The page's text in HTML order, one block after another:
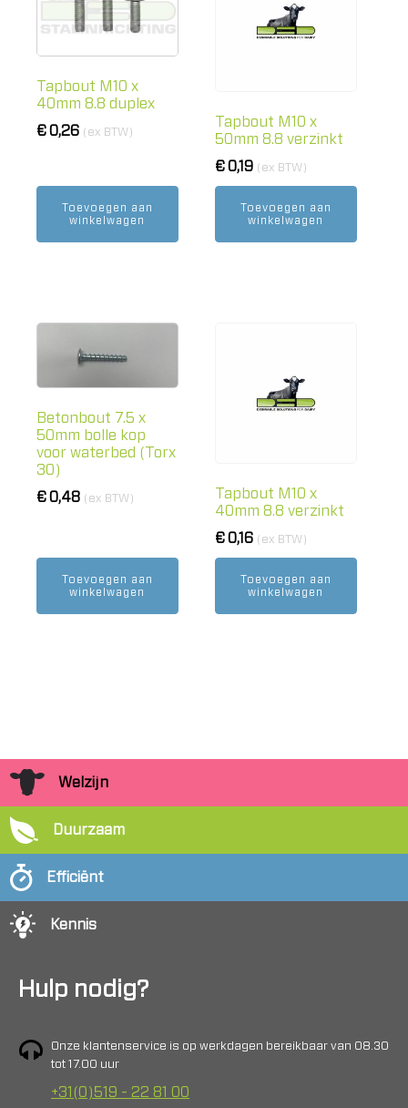
Tapbout M10 x
40mm 8.8 duplex
€0,26 (ex BTW)
Toevoegen aan
winkelwagen
Tapbout M10 x
50mm 8.8 verzinkt
€0,19 (ex BTW)
Toevoegen aan
winkelwagen
Betonbout 7.5 x
50mm bolle kop
voor waterbed (Torx
30)
€0,48 (ex BTW)
Toevoegen aan
winkelwagen
Tapbout M10 x
40mm 8.8 verzinkt
€0,16 (ex BTW)
Toevoegen aan
winkelwagen
Welzijn
Duurzaam
Efficiënt
Kennis
Hulp nodig?
Onze klantenservice is op werkdagen bereikbaar van 08.30
tot 17.00 uur
+31(0)519 - 22 81 00